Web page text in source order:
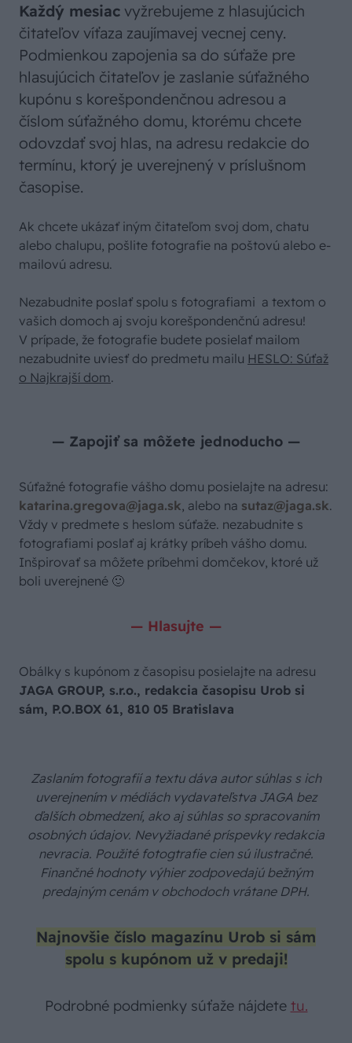
Každý mesiac vyžrebujeme z hlasujúcich
čitateľov víťaza zaujímavej vecnej ceny.
Podmienkou zapojenia sa do súťaže pre
hlasujúcich čitateľov je zaslanie súťažného
kupónu s korešpondenčnou adresou a
číslom súťažného domu, ktorému chcete
odovzdať svoj hlas, na adresu redakcie do
termínu, ktorý je uverejnený v príslušnom
časopise.
Ak chcete ukázať iným čitateľom svoj dom, chatu
alebo chalupu, pošlite fotografie na poštovú alebo e-
mailovú adresu.
Nezabudnite poslať spolu s fotografiami a textom o
vašich domoch aj svoju korešpondenčnú adresu!
V prípade, že fotografie budete posielať mailom
nezabudnite uviesť do predmetu mailu HESLO: Súťaž
o Najkrajší dom.
— Zapojiť sa môžete jednoducho —
Súťažné fotografie vášho domu posielajte na adresu:
katarina.gregova@jaga.sk, alebo na sutaz@jaga.sk.
Vždy v predmete s heslom súťaže. nezabudnite s
fotografiami poslať aj krátky príbeh vášho domu.
Inšpirovať sa môžete príbehmi domčekov, ktoré už
boli uverejnené 🙂
— Hlasujte —
Obálky s kupónom z časopisu posielajte na adresu
JAGA GROUP, s.r.o., redakcia časopisu Urob si
sám, P.O.BOX 61, 810 05 Bratislava
Zaslaním fotografií a textu dáva autor súhlas s ich
uverejnením v médiách vydavateľstva JAGA bez
ďalších obmedzení, ako aj súhlas so spracovaním
osobných údajov. Nevyžiadané príspevky redakcia
nevracia. Použité fotogtrafie cien sú ilustračné.
Finančné hodnoty výhier zodpovedajú bežným
predajným cenám v obchodoch vrátane DPH.
Najnovšie číslo magazínu Urob si sám
spolu s kupónom už v predaji!
Podrobné podmienky súťaže nájdete tu.